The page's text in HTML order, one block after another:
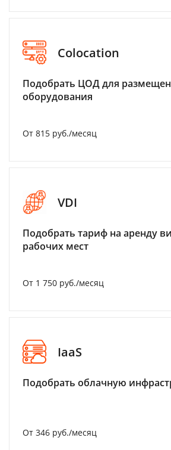
Colocation
Подобрать ЦОД для
оборудования
От 815 руб./месяц
VDI
Подобрать тариф на аренду
рабочих мест
От 1 750 руб./месяц
IaaS
Подобрать облачную
От 346 руб./месяц